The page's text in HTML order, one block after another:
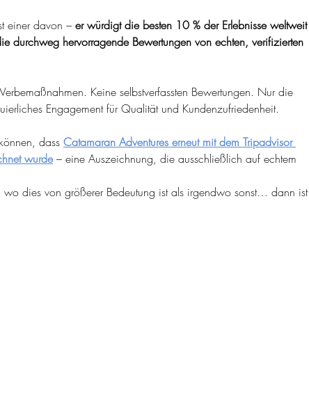
einer davon – er würdigt die besten 10 % der Erlebnisse weltweit
durchweg hervorragende Bewertungen von echten, verifizierten
Keine selbstverfassten Bewertungen. Nur die
Engagement für Qualität und Kundenzufriedenheit.
dass Catamaran Adventures erneut mit dem Tripadvisor
wurde – eine Auszeichnung, die ausschließlich auf echtem
dies von größerer Bedeutung ist als irgendwo sonst… dann ist